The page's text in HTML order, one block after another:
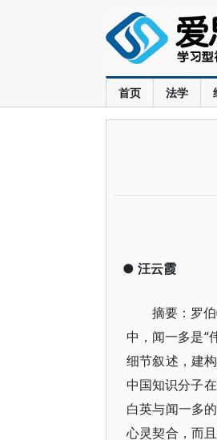
首页 法学
● 汪云霞
摘要：罗
中，闻一多是“
细节叙述，建
中国知识分子
白英与闻一多
心灵契合，而